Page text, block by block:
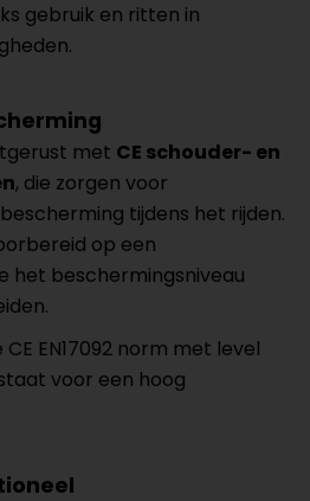
gebruik en ritten in
met CE schouder- en
, die zorgen voor
tijdens het rijden.
op een
het beschermingsniveau
EN17092 norm met level
voor een hoog